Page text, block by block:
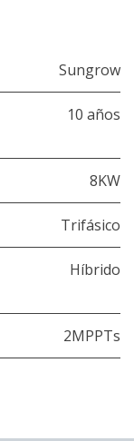
Sungrow
10 años
8KW
Trifásico
Híbrido
2MPPTs